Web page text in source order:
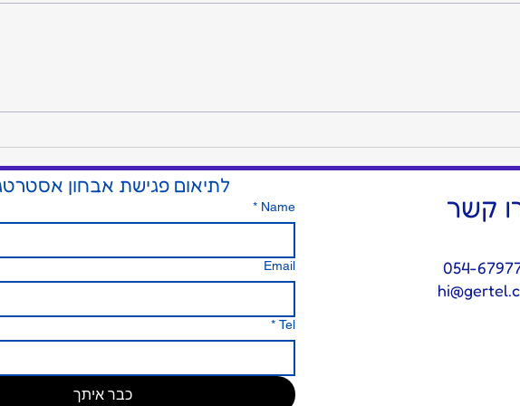
Where the
לתיאום פגישת אבחון
Name
*
Email
Tel
*
כבר איתך
קשר
054-